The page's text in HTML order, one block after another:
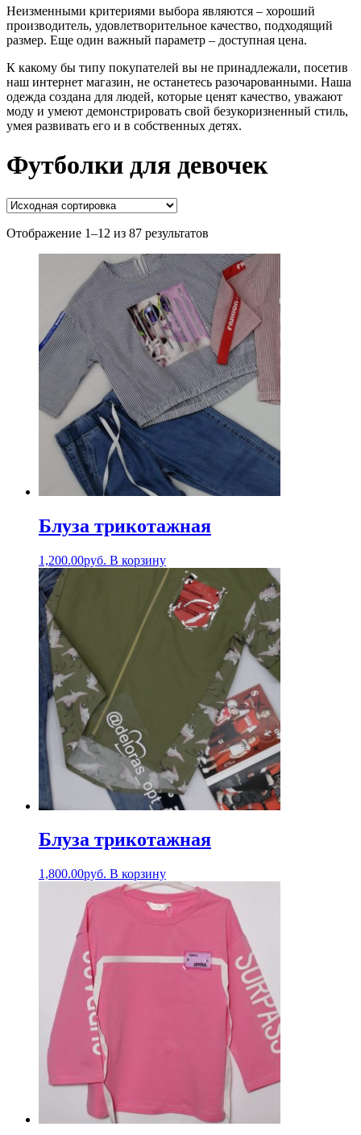
Неизменными критериями выбора являются – хороший
производитель, удовлетворительное качество, подходящий
размер. Еще один важный параметр – доступная цена.
К какому бы типу покупателей вы не принадлежали, посетив
наш интернет магазин, не останетесь разочарованными. Наша
одежда создана для людей, которые ценят качество, уважают
моду и умеют демонстрировать свой безукоризненный стиль,
умея развивать его и в собственных детях.
Футболки для девочек
Отображение 1–12 из 87 результатов
Блуза трикотажная
1,200.00руб. В корзину
Блуза трикотажная
1,800.00руб. В корзину